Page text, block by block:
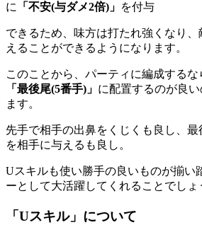
に
「不安(与ダメ2倍) 」 を付与
できるため、味方は打たれ強くなり
えることができるようになります。
このことから、パーティに編成するな
「最後尾(5番手) 」 に配置するのが良
ます。
先手で相手の出鼻をくじくも良し、
を相手に与えるも良し。
Uスキルも使い勝手の良いものが揃い
ーとして大活躍してくれることでしょ
「Uスキル」について